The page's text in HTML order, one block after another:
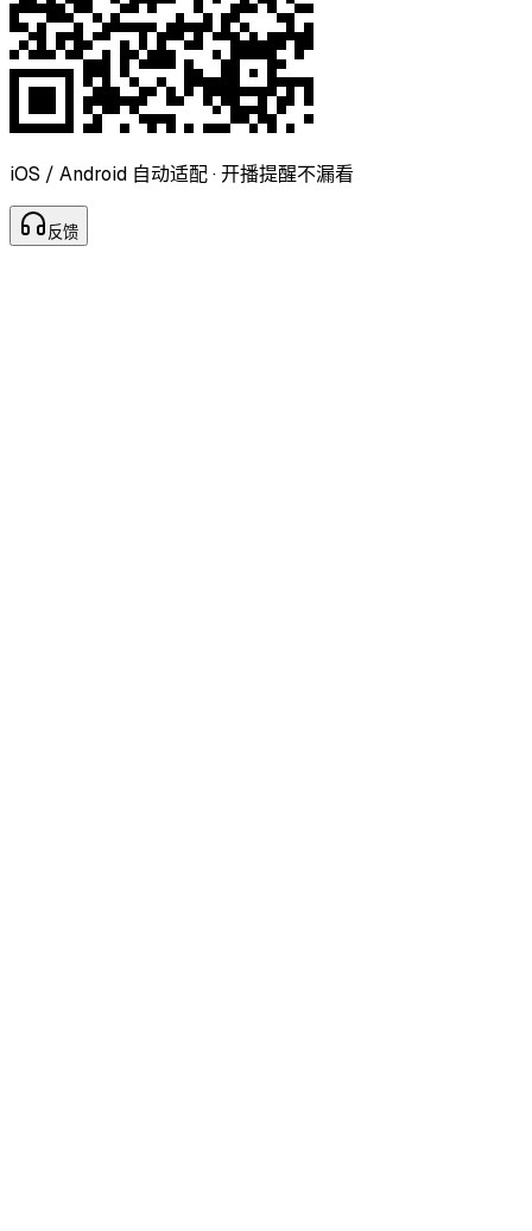
iOS / Android 自动适配 · 开播提醒不漏看
反馈